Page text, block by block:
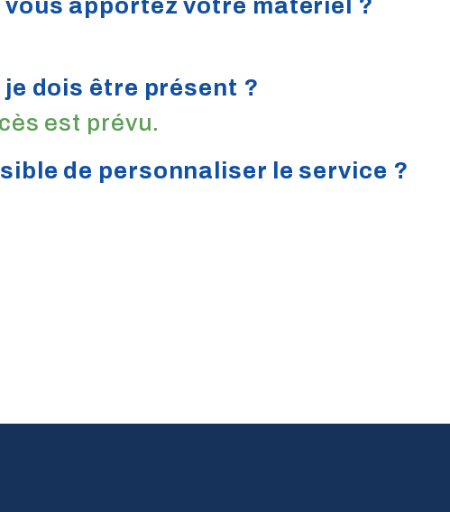
je dois être présent ?
est prévu.
de personnaliser le service ?